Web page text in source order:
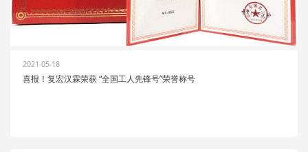
2021-05-18
喜报！复宏汉霖荣获 “全国工人先锋号”荣誉称号